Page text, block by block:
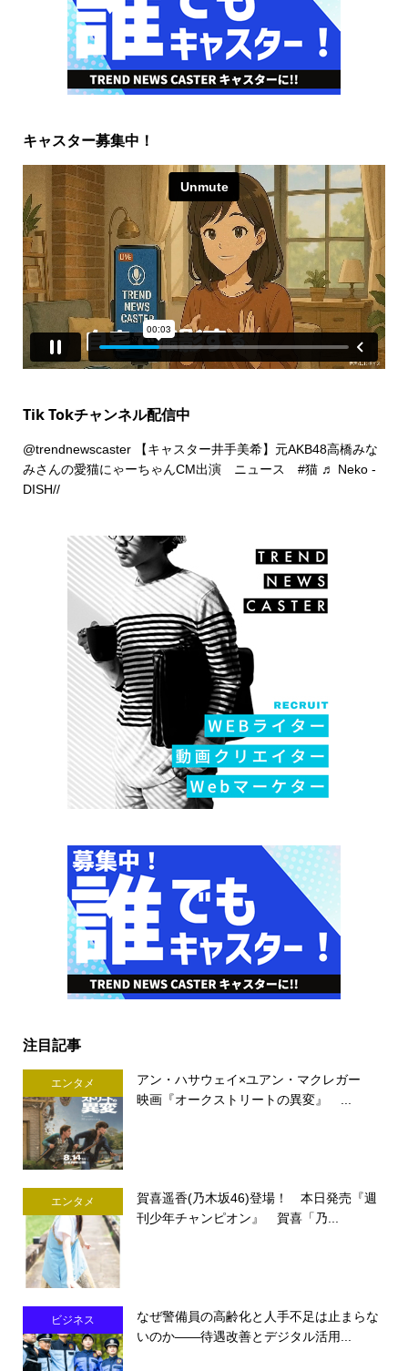
キャスター募集中！
Tik Tokチャンネル配信中
@trendnewscaster【キャスター井手美希】元AKB48高橋みな
みさんの愛猫にゃーちゃんCM出演 ニュース #猫 ♬ Neko -
DISH//
注目記事
エンタメ
アン・ハサウェイ×ユアン・マクレガー
映画『オークストリートの異変』 ...
エンタメ
賀喜遥香(乃木坂46)登場！ 本日発売『週
刊少年チャンピオン』 賀喜「乃...
ビジネス
なぜ警備員の高齢化と人手不足は止まらな
いのか――待遇改善とデジタル活用...